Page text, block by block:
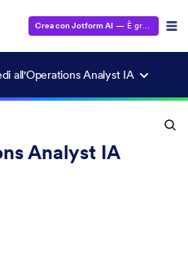
Crea con Jotform AI — È gratuito!
all'Operations Analyst IA
Analyst IA